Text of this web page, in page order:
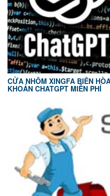
CỬA NHÔM XINGFA BIÊN
KHOẢN CHATGPT MIỄN PHÍ